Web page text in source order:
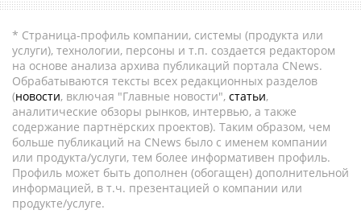
* Страница-профиль компании, системы (продукта или
услуги), технологии, персоны и т.п. создается редактором
на основе анализа архива публикаций портала CNews.
Обрабатываются тексты всех редакционных разделов
(новости, включая "Главные новости", статьи,
аналитические обзоры рынков, интервью, а также
содержание партнёрских проектов). Таким образом, чем
больше публикаций на CNews было с именем компании
или продукта/услуги, тем более информативен профиль.
Профиль может быть дополнен (обогащен) дополнительной
информацией, в т.ч. презентацией о компании или
продукте/услуге.